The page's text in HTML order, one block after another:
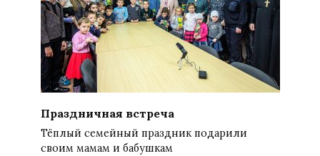
Праздничная встреча
Тёплый семейный праздник подарили
своим мамам и бабушкам